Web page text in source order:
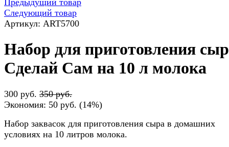
Предыдущий товар
Следующий товар
Артикул: ART5700
Набор для приготовления
Сделай Сам на 10 л молока
300 руб. 350 руб.
Экономия: 50 руб. (14%)
Набор заквасок для приготовления сыра в домашних
условиях на 10 литров молока.